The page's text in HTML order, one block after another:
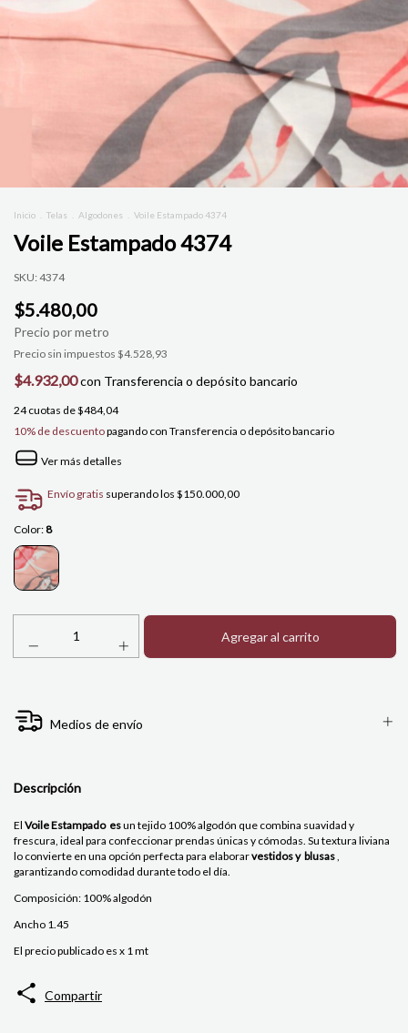
Inicio Telas Algodones Voile Estampado 4374
Voile Estampado 4374
SKU: 4374
$5.480,00
Precio sin impuestos $4.528,93
$4.932,00con Transferencia o depósito bancario
24 cuotas de$484,04
10% de descuentopagando con Transferencia o depósito bancario
Ver más detalles
Envío gratis superando los $150.000,00
Color: 8
Medios de envío
Descripción
El Voile Estampado esun tejido 100% algodón que combina suavidad y
frescura, ideal para confeccionar prendas únicas y cómodas. Su textura liviana
lo convierte en una opción perfecta para elaborarvestidos y blusas
garantizando comodidad durante todo el día.
Composición: 100% algodón
Ancho 1.45
El precio publicado es x 1 mt
Compartir